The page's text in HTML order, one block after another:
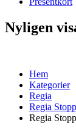
Nyligen
Hem
Kategorier
Regia
Regia
Regia